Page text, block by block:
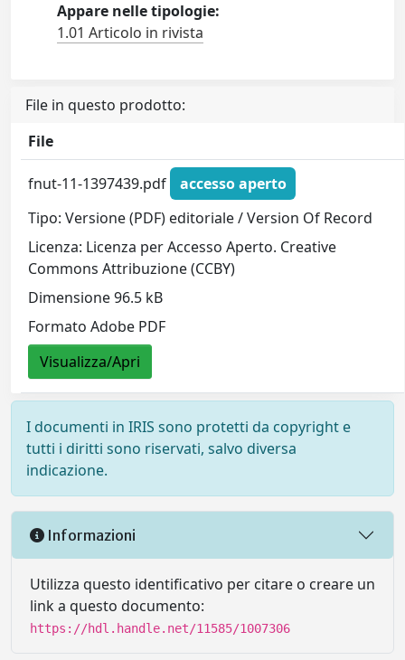
Appare nelle tipologie:
1.01 Articolo in rivista
File in questo prodotto:
File
fnut-11-1397439.pdf
accesso aperto
Tipo: Versione (PDF) editoriale / Version Of Record
Licenza: Licenza per Accesso Aperto. Creative
Commons Attribuzione (CCBY)
Dimensione 96.5 kB
Formato Adobe PDF
Visualizza/Apri
I documenti in IRIS sono protetti da copyright e
tutti i diritti sono riservati, salvo diversa
indicazione.
Informazioni
Utilizza questo identificativo per citare o creare un
link a questo documento:
https://hdl.handle.net/11585/1007306